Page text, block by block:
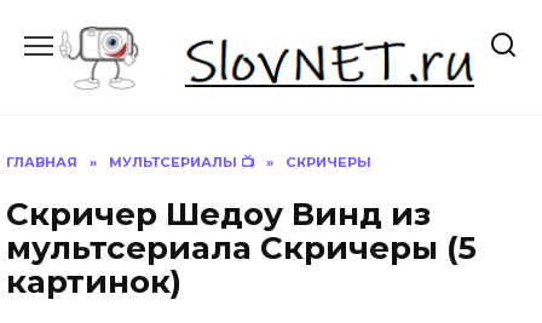
содержанию
ГЛАВНАЯ » МУЛЬТСЕРИАЛЫ 📺 » СКРИЧЕРЫ
Скричер Шедоу Винд из
мультсериала Скричеры (5
картинок)